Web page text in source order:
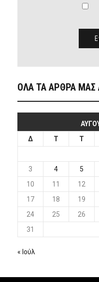
ΟΛΑ ΤΑ ΑΡΘΡΑ
Δ
Τ Τ
3
4 5
10
11 12
17
18 19
24
25 26
31
« Ιούλ